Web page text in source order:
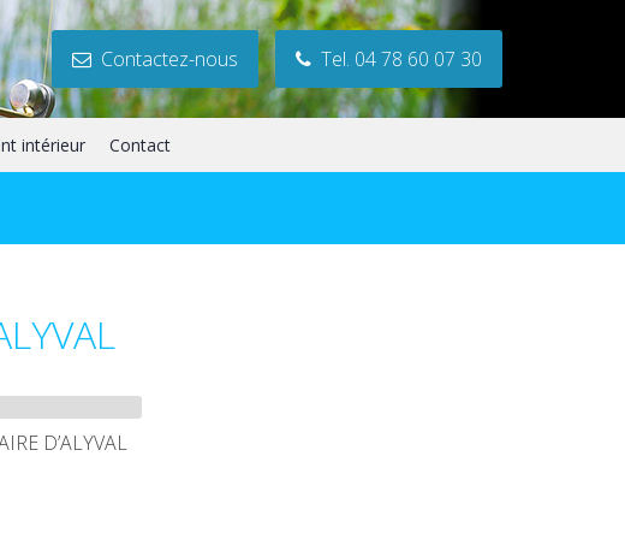
Contactez-nous Tel. 04 78 60 07 30
intérieur Contact
D’ALYVAL